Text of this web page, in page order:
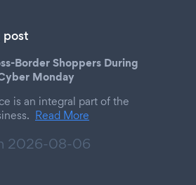
post
Border Shoppers During
Monday
is an integral part of the
Read More
2026-08-06